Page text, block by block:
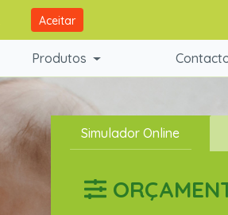
Ligue Já:
Produtos
Simulador Online
Aceitar